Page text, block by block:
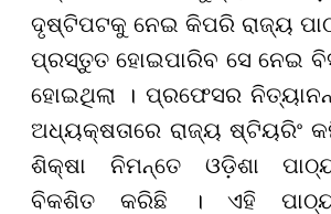
ଦୃଷ୍ଟିପଟକୁ ନେଇ କିପରି ରାଜ୍ୟ
ପ୍ରସ୍ତୁତ ହୋଇପାରିବ ସେ ନେଇ
ହୋଇଥିଲା । ପ୍ରଫେସର
ଅଧ୍ୟକ୍ଷତାରେ ରାଜ୍ୟ ଷ୍ଟିୟରିଂ
ଶିକ୍ଷା ନିମନ୍ତେ ଓଡ଼ିଶା
ବିକଶିତ କରିଛି । ଏହି